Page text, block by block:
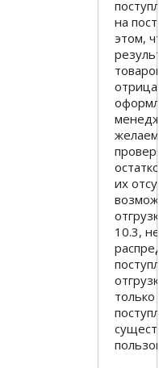
на
этом,
их
10.3,